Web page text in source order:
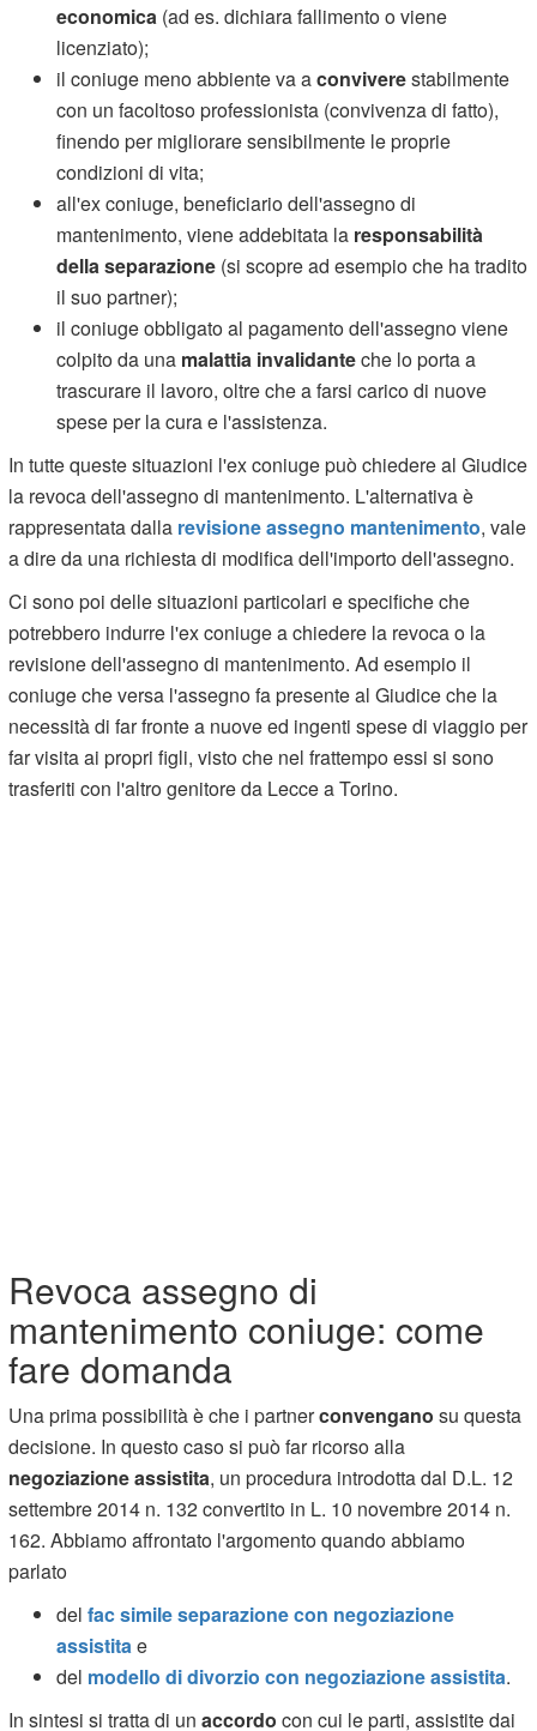
economica (ad es. dichiara fallimento o viene
licenziato);
il coniuge meno abbiente va aconviverestabilmente
con un facoltoso professionista (convivenza di fatto),
finendo per migliorare sensibilmente le proprie
condizioni di vita;
all'ex coniuge, beneficiario dell'assegno di
mantenimento, viene addebitata la responsabilità
della separazione (si scopre ad esempio che ha tradito
il suo partner);
il coniuge obbligato al pagamento dell'assegno viene
colpito da una malattia invalidanteche lo porta a
trascurare il lavoro, oltre che a farsi carico di nuove
spese per la cura e l'assistenza.
In tutte queste situazioni l'ex coniuge può chiedere al Giudice
la revoca dell'assegno di mantenimento. L'alternativa è
rappresentata dalla revisione assegno mantenimento, vale
a dire da una richiesta di modifica dell'importo dell'assegno.
Ci sono poi delle situazioni particolari e specifiche che
potrebbero indurre l'ex coniuge a chiedere la revoca o la
revisione dell'assegno di mantenimento. Ad esempio il
coniuge che versa l'assegno fa presente al Giudice che la
necessità di far fronte a nuove ed ingenti spese di viaggio per
far visita ai propri figli, visto che nel frattempo essi si sono
trasferiti con l'altro genitore da Lecce a Torino.
Revoca assegno di
mantenimento coniuge: come
fare domanda
Una prima possibilità è che i partnerconvengano su questa
decisione. In questo caso si può far ricorso alla
negoziazione assistita, un procedura introdotta dal D.L. 12
settembre 2014 n. 132 convertito in L. 10 novembre 2014 n.
162. Abbiamo affrontato l'argomento quando abbiamo
parlato
delfac simile separazione con negoziazione
assistita e
del modello di divorzio con negoziazione assistita.
In sintesi si tratta di unaccordo con cui le parti, assistite dai